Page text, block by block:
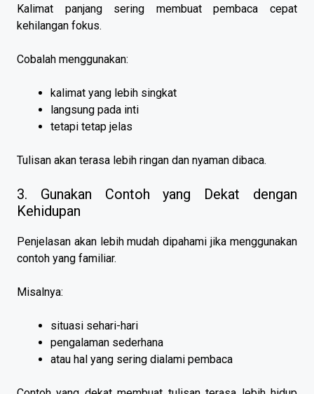
Kalimat panjang sering membuat pembaca cepat
kehilangan fokus.
Cobalah menggunakan:
kalimat yang lebih singkat
langsung pada inti
tetapi tetap jelas
Tulisan akan terasa lebih ringan dan nyaman dibaca.
3. Gunakan Contoh yang Dekat dengan
Kehidupan
Penjelasan akan lebih mudah dipahami jika menggunakan
contoh yang familiar.
Misalnya:
situasi sehari-hari
pengalaman sederhana
atau hal yang sering dialami pembaca